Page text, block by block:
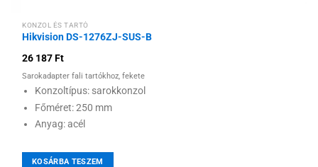
KONZOL ÉS TARTÓ
Hikvision DS-1276ZJ-SUS-B
26 187Ft
Sarokadapter fali tartókhoz, fekete
Konzoltípus: sarokkonzol
Főméret: 250 mm
Anyag: acél
KOSÁRBA TESZEM